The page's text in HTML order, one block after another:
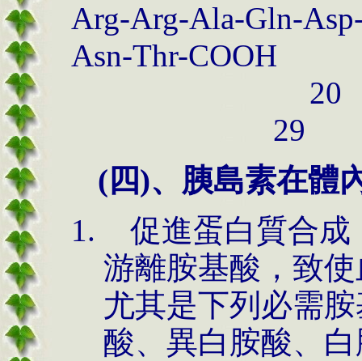
Arg-Arg-Ala-Gln-
Asn-Thr-COOH
29
( 四)、胰島素在體
促進蛋白質合
游離胺基酸，致
尤其是下列必需
酸、異白胺酸、